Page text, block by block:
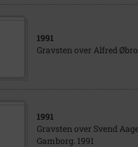
1991
Gravsten over Alfred
1991
Gravsten over Svend
Gamborg. 1991